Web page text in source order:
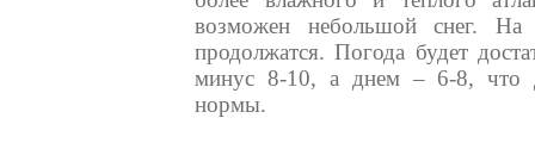
возможен небольшой снег.
продолжатся. Погода будет
минус 8-10, а днем – 6-8, что
нормы.